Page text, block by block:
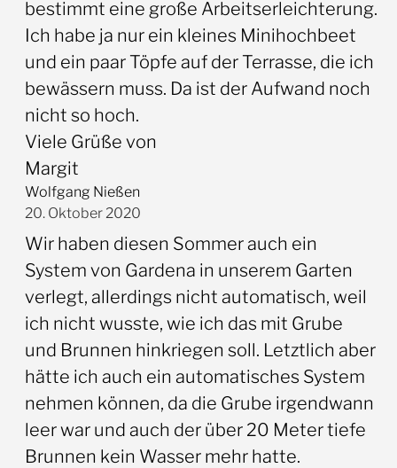
bestimmt eine große Arbeitserleichterung.
Ich habe ja nur ein kleines Minihochbeet
und ein paar Töpfe auf der Terrasse, die ich
bewässern muss. Da ist der Aufwand noch
nicht so hoch.
Viele Grüße von
Margit
Wolfgang Nießen
20. Oktober 2020
Wir haben diesen Sommer auch ein
System von Gardena in unserem Garten
verlegt, allerdings nicht automatisch, weil
ich nicht wusste, wie ich das mit Grube
und Brunnen hinkriegen soll. Letztlich aber
hätte ich auch ein automatisches System
nehmen können, da die Grube irgendwann
leer war und auch der über 20 Meter tiefe
Brunnen kein Wasser mehr hatte.